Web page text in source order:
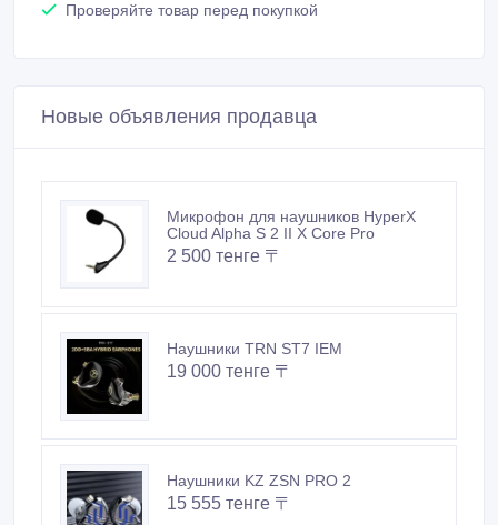
Проверяйте товар перед покупкой
Новые объявления продавца
Микрофон для наушников HyperX
Cloud Alpha S 2 II X Core Pro
2 500 тенге 〒
Наушники TRN ST7 IEM
19 000 тенге 〒
Наушники KZ ZSN PRO 2
15 555 тенге 〒